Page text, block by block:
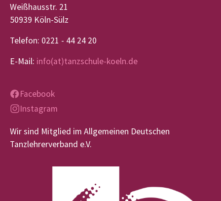
Weißhausstr. 21
50939 Köln-Sülz
Telefon: 0221 - 44 24 20
E-Mail: info(at)tanzschule-koeln.de
Facebook
Instagram
Wir sind Mitglied im Allgemeinen Deutschen
Tanzlehrerverband e.V.